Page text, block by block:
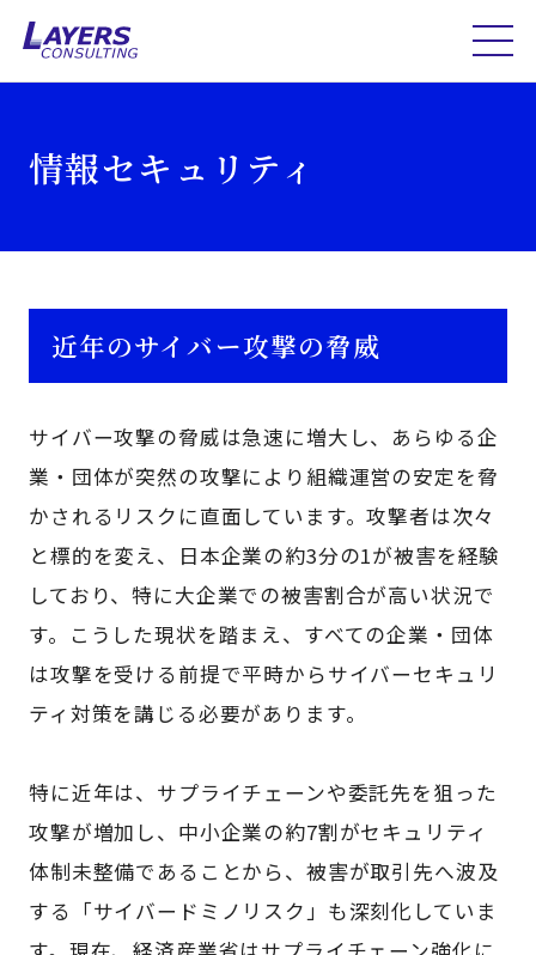
情報セキュリティ
近年のサイバー攻撃の脅威
サイバー攻撃の脅威は急速に増大し、あらゆる企
業・団体が突然の攻撃により組織運営の安定を脅
かされるリスクに直面しています。攻撃者は次々
と標的を変え、日本企業の約3分の1が被害を経験
しており、特に大企業での被害割合が高い状況で
す。こうした現状を踏まえ、すべての企業・団体
は攻撃を受ける前提で平時からサイバーセキュリ
ティ対策を講じる必要があります。
特に近年は、サプライチェーンや委託先を狙った
攻撃が増加し、中小企業の約7割がセキュリティ
体制未整備であることから、被害が取引先へ波及
する「サイバードミノリスク」も深刻化していま